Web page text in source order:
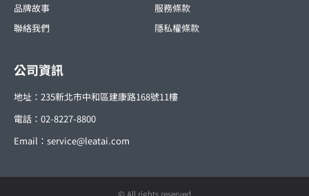
品牌故事
聯絡我們
服務條款
隱私權條款
公司資訊
地址：235新北市中和區建康路168號11樓
電話：02-8227-8800
Email： service@leatai.com
© All rights reserved